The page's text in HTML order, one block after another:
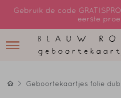
Gebruik de code
eerste
Geboortekaartjes folie